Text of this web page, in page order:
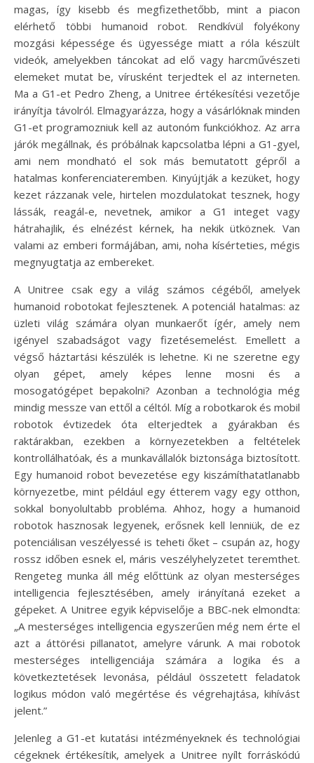
magas, így kisebb és megfizethetőbb, mint a piacon
elérhető többi humanoid robot. Rendkívül folyékony
mozgási képessége és ügyessége miatt a róla készült
videók, amelyekben táncokat ad elő vagy harcművészeti
elemeket mutat be, vírusként terjedtek el az interneten.
Ma a G1-et Pedro Zheng, a Unitree értékesítési vezetője
irányítja távolról. Elmagyarázza, hogy a vásárlóknak minden
G1-et programozniuk kell az autonóm funkciókhoz. Az arra
járók megállnak, és próbálnak kapcsolatba lépni a G1-gyel,
ami nem mondható el sok más bemutatott gépről a
hatalmas konferenciateremben. Kinyújtják a kezüket, hogy
kezet rázzanak vele, hirtelen mozdulatokat tesznek, hogy
lássák, reagál-e, nevetnek, amikor a G1 integet vagy
hátrahajlik, és elnézést kérnek, ha nekik ütköznek. Van
valami az emberi formájában, ami, noha kísérteties, mégis
megnyugtatja az embereket.
A Unitree csak egy a világ számos cégéből, amelyek
humanoid robotokat fejlesztenek. A potenciál hatalmas: az
üzleti világ számára olyan munkaerőt ígér, amely nem
igényel szabadságot vagy fizetésemelést. Emellett a
végső háztartási készülék is lehetne. Ki ne szeretne egy
olyan gépet, amely képes lenne mosni és a
mosogatógépet bepakolni? Azonban a technológia még
mindig messze van ettől a céltól. Míg a robotkarok és mobil
robotok évtizedek óta elterjedtek a gyárakban és
raktárakban, ezekben a környezetekben a feltételek
kontrollálhatóak, és a munkavállalók biztonsága biztosított.
Egy humanoid robot bevezetése egy kiszámíthatatlanabb
környezetbe, mint például egy étterem vagy egy otthon,
sokkal bonyolultabb probléma. Ahhoz, hogy a humanoid
robotok hasznosak legyenek, erősnek kell lenniük, de ez
potenciálisan veszélyessé is teheti őket – csupán az, hogy
rossz időben esnek el, máris veszélyhelyzetet teremthet.
Rengeteg munka áll még előttünk az olyan mesterséges
intelligencia fejlesztésében, amely irányítaná ezeket a
gépeket. A Unitree egyik képviselője a BBC-nek elmondta:
„A mesterséges intelligencia egyszerűen még nem érte el
azt a áttörési pillanatot, amelyre várunk. A mai robotok
mesterséges intelligenciája számára a logika és a
következtetések levonása, például összetett feladatok
logikus módon való megértése és végrehajtása, kihívást
jelent.”
Jelenleg a G1-et kutatási intézményeknek és technológiai
cégeknek értékesítik, amelyek a Unitree nyílt forráskódú